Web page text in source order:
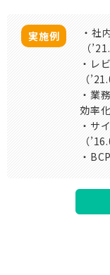
実施例
・社
（
・レ
（
・業
効率
・サ
（
・